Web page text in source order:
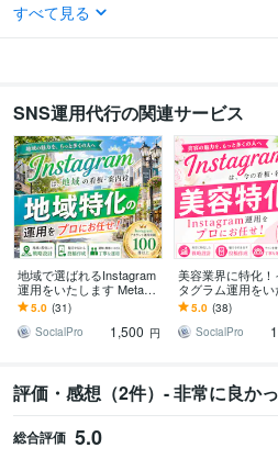
すべて見る
SNS運用代行の関連サービス
地域で選ばれるInstagram
運用をいたします Meta広
告運用も！Facebook・Th
readsも連携！
5.0 (31)
SocialPro
1,500 円
美容業界に特化！
タグラム運用をい
す Meta広告運用も
book・Threadsも
5.0 (38)
SocialPro
評価・感想（2件）- 非常に良か
総合評価 5.0